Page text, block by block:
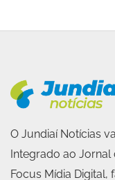
O Jundiaí Notícias
Integrado ao Jornal
Focus Mídia Digital,